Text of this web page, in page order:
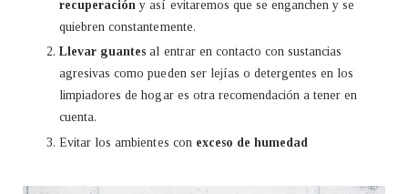
recuperación y así evitaremos que se enganchen y se
quiebren constantemente.
Llevar guantes al entrar en contacto con sustancias
agresivas como pueden ser lejías o detergentes en los
limpiadores de hogar es otra recomendación a tener en
cuenta.
Evitar los ambientes con exceso de humedad